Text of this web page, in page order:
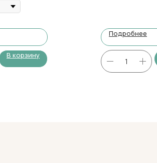
В корзину
Подробнее